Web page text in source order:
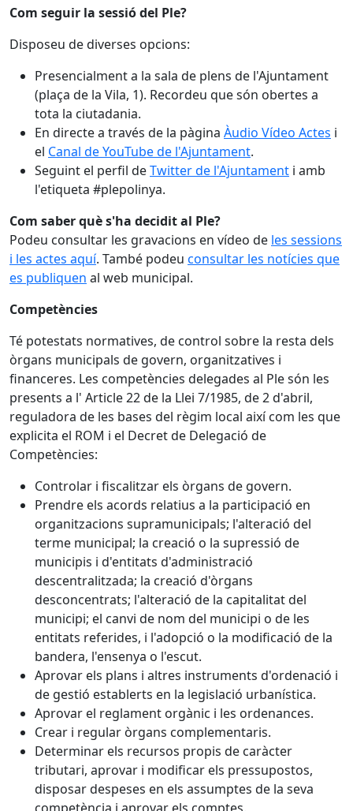
Com seguir la sessió del Ple?
Disposeu de diverses opcions:
Presencialment a la sala de plens de l'Ajuntament
(plaça de la Vila, 1). Recordeu que són obertes a
tota la ciutadania.
En directe a través de la pàgina Àudio Vídeo Actes i
el Canal de YouTube de l'Ajuntament.
Seguint el perfil deTwitter de l'Ajuntament i amb
l'etiqueta #plepolinya.
Com saber què s'ha decidit al Ple?
Podeu consultar les gravacions en vídeo de les sessions
i les actes aquí. També podeu consultar les notícies que
es publiquen al web municipal.
Competències
Té potestats normatives, de control sobre la resta dels
òrgans municipals de govern, organitzatives i
financeres. Les competències delegades al Ple són les
presents a l' Article 22 de la Llei 7/1985, de 2 d'abril,
reguladora de les bases del règim local així com les que
explicita el ROM i el Decret de Delegació de
Competències:
Controlar i fiscalitzar els òrgans de govern.
Prendre els acords relatius a la participació en
organitzacions supramunicipals; l'alteració del
terme municipal; la creació o la supressió de
municipis i d'entitats d'administració
descentralitzada; la creació d'òrgans
desconcentrats; l'alteració de la capitalitat del
municipi; el canvi de nom del municipi o de les
entitats referides, i l'adopció o la modificació de la
bandera, l'ensenya o l'escut.
Aprovar els plans i altres instruments d'ordenació i
de gestió establerts en la legislació urbanística.
Aprovar el reglament orgànic i les ordenances.
Crear i regular òrgans complementaris.
Determinar els recursos propis de caràcter
tributari, aprovar i modificar els pressupostos,
disposar despeses en els assumptes de la seva